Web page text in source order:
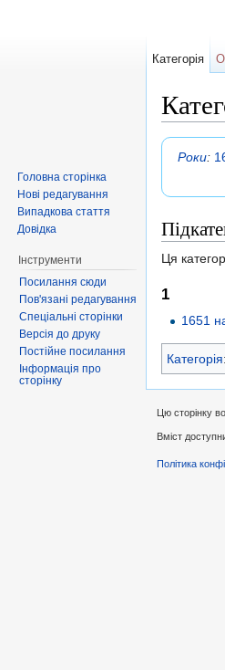
Роки:
Ця
1
1651
Категорія:
Категорія
Головна сторінка
Нові редагування
Випадкова стаття
Довідка
Інструменти
Посилання сюди
Пов'язані редагування
Спеціальні сторінки
Версія до друку
Постійне посилання
Інформація про
сторінку
Цю сторінку
Вміст
Політика